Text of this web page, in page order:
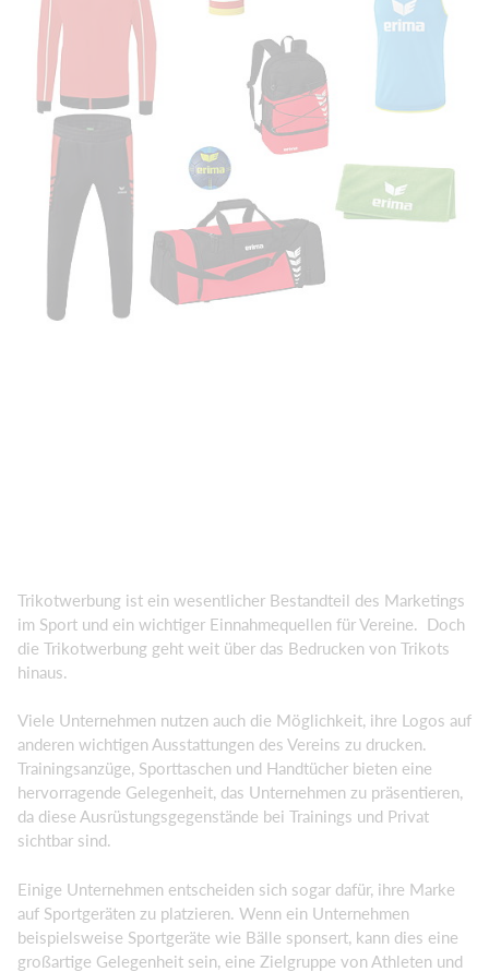
Trikotwerbung ist ein wesentlicher Bestandteil des Marketings
im Sport und ein wichtiger Einnahmequellen für Vereine. Doch
die Trikotwerbung geht weit über das Bedrucken von Trikots
hinaus.
Viele Unternehmen nutzen auch die Möglichkeit, ihre Logos auf
anderen wichtigen Ausstattungen des Vereins zu drucken.
Trainingsanzüge, Sporttaschen und Handtücher bieten eine
hervorragende Gelegenheit, das Unternehmen zu präsentieren,
da diese Ausrüstungsgegenstände bei Trainings und Privat
sichtbar sind.
Einige Unternehmen entscheiden sich sogar dafür, ihre Marke
auf Sportgeräten zu platzieren. Wenn ein Unternehmen
beispielsweise Sportgeräte wie Bälle sponsert, kann dies eine
großartige Gelegenheit sein, eine Zielgruppe von Athleten und